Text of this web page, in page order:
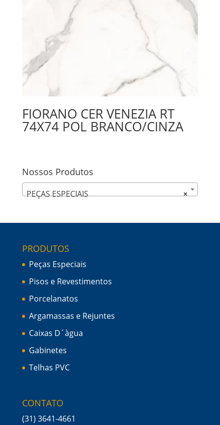
FIORANO CER VENEZIA RT
74X74 POL BRANCO/CINZA
Nossos Produtos
×
PEÇAS ESPECIAIS
PRODUTOS
Peças Especiais
Pisos e Revestimentos
Porcelanatos
Argamassas e Rejuntes
Caixas D´àgua
Gabinetes
Telhas PVC
CONTATO
(31) 3641-4661